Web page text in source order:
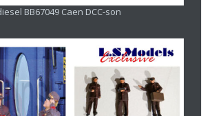
BB67049 Caen DCC-son